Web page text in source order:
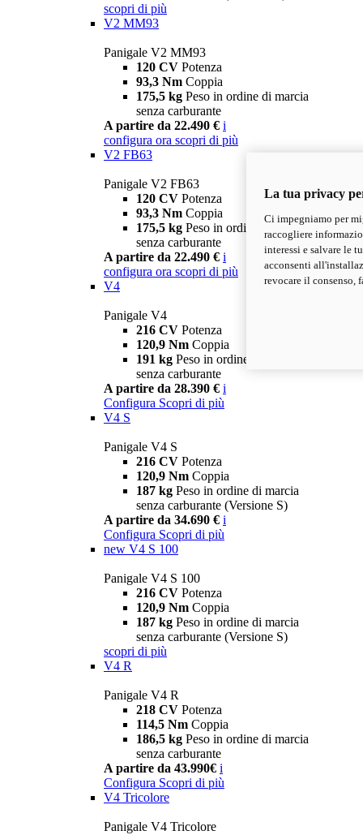
scopri di più
V2 MM93
Panigale V2 MM93
120 CV Potenza
93,3 Nm Coppia
175,5 kg Peso in ordine di marcia
senza carburante
A partire da 22.490 € i
configura ora scopri di più
V2 FB63
Panigale V2 FB63
120 CV Potenza
93,3 Nm Coppia
175,5 kg Peso in ordine di marcia
senza carburante
A partire da 22.490 € i
configura ora scopri di più
V4
Panigale V4
216 CV Potenza
120,9 Nm Coppia
191 kg Peso in ordine di marcia
senza carburante
A partire da 28.390 € i
Configura Scopri di più
V4 S
Panigale V4 S
216 CV Potenza
120,9 Nm Coppia
187 kg Peso in ordine di marcia
senza carburante (Versione S)
A partire da 34.690 € i
Configura Scopri di più
new V4 S 100
Panigale V4 S 100
216 CV Potenza
120,9 Nm Coppia
187 kg Peso in ordine di marcia
senza carburante (Versione S)
scopri di più
V4 R
Panigale V4 R
218 CV Potenza
114,5 Nm Coppia
186,5 kg Peso in ordine di marcia
senza carburante
A partire da 43.990€ i
Configura Scopri di più
V4 Tricolore
Panigale V4 Tricolore
La tua privacy
Ci impegniamo per
raccogliere
interessi e salvare le
acconsenti
revocare il consenso,